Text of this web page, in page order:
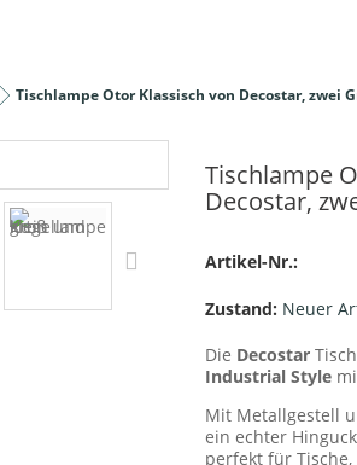
Tischlampe Otor Klassisch von Decostar, zwei
Tischlampe
Decostar,
Artikel-Nr.:
Zustand: Neuer
Die Decostar
Industrial Style
Mit Metallgestell
ein echter
perfekt für